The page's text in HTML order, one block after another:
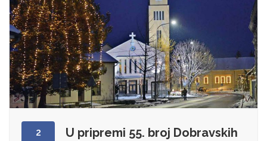
2
U pripremi 55. broj Dobravskih